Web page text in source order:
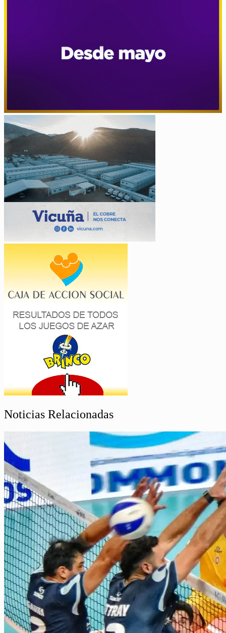
Noticias Relacionadas